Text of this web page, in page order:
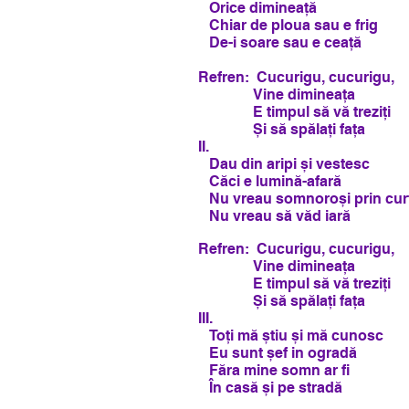
Orice dimineață
Chiar de ploua sau e frig
De-i soare sau e ceață
Refren: Cucurigu, cucurigu,
Vine dimineața
E timpul să vă treziți
Și să spălați fața
II.
Dau din aripi și vestesc
Căci e lumină-afară
Nu vreau somnoroși prin
Nu vreau să văd iară
Refren: Cucurigu, cucurigu,
Vine dimineața
E timpul să vă treziți
Și să spălați fața
III.
Toți mă știu și mă cunosc
Eu sunt șef in ogradă
Făra mine somn ar fi
În casă și pe stradă